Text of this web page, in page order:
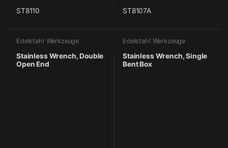
ST8110 ST8107A
Edelstahl Werkzeuge
Stainless Wrench, Double
Open End
Edelstahl Werkzeuge
Stainless Wrench, Single
Bent Box